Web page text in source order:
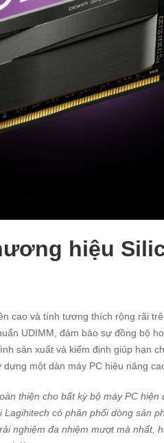
hiệu
cao và tính tương thích rộng rãi
UDIMM, đảm bảo sự đồng bộ
sản xuất và kiểm định giúp hạn
một dàn máy PC hiệu năng
thiện cho bất kỳ bộ máy PC hiện
Lagihitech có phân phối dòng sản
nghiệm đa nhiệm mượt mà nhất,